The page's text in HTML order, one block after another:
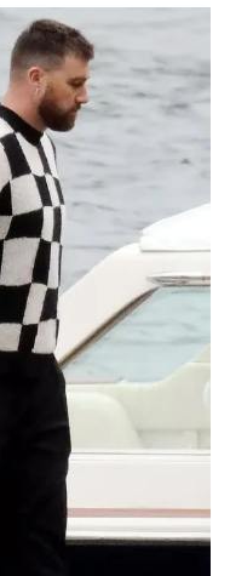
355 932
897
không có sự chấp
khi phát hành lại